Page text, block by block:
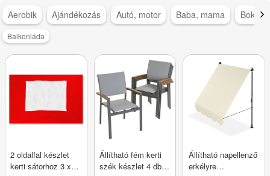
Aerobik Ajándékozás Autó, motor Baba, mama
Balkonláda
2 oldalfal készlet
kerti sátorhoz 3 x 3
Állítható fém kerti
szék készlet 4 db
Állítható napellenző
erkélyre